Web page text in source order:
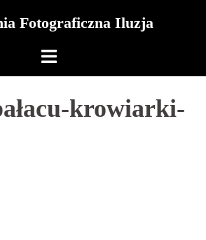
Fotograficzna Iluzja
krowiarki-